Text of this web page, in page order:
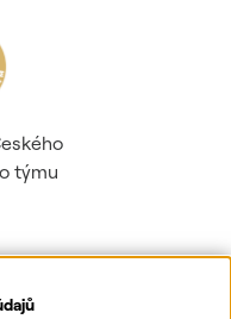
týmu